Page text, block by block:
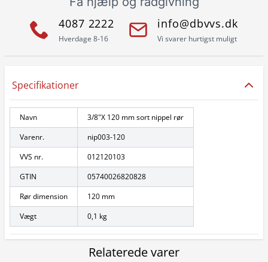
4087 2222
Hverdage 8-16
info@dbvvs.dk
Vi svarer hurtigst muligt
Specifikationer
Navn
3/8"X 120 mm sort nippel rør
Varenr.
nip003-120
VVS nr.
012120103
GTIN
05740026820828
Rør dimension
120 mm
Vægt
0,1 kg
Relaterede varer